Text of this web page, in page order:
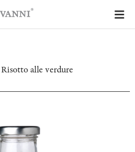
Risotto alle verdure